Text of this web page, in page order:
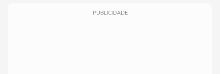
PUBLICIDADE